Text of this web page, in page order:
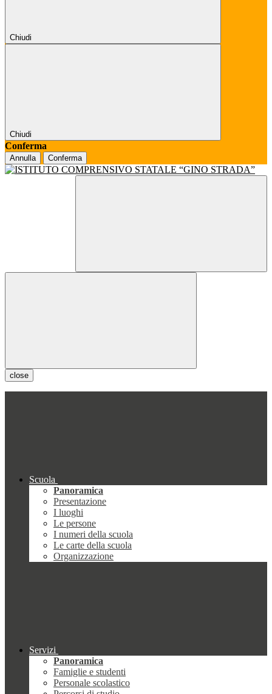
Chiudi
Chiudi
Conferma
Annulla Conferma
close
Scuola
Panoramica
Presentazione
I luoghi
Le persone
I numeri della scuola
Le carte della scuola
Organizzazione
Servizi
Panoramica
Famiglie e studenti
Personale scolastico